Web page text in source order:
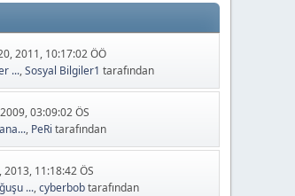
2011, 10:17:02 ÖÖ
...,Sosyal Bilgiler1 tarafından
03:09:02 ÖS
, PeRi tarafından
2013, 11:18:42 ÖS
...,cyberbobtarafından